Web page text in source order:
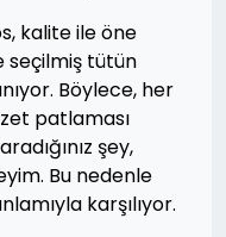
kalite ile öne
seçilmiş tütün
Böylece, her
patlaması
şey,
Bu nedenle
karşılıyor.